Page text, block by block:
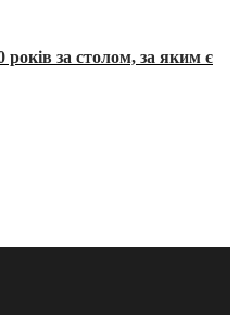
за столом, за яким є